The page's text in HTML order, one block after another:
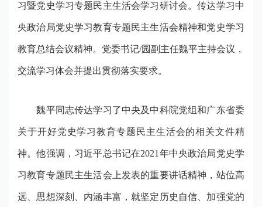
习暨党史学习专题民主生活会学习研讨会。传达学习中
央政治局党史学习教育专题民主生活会精神和党史学习
教育总结会议精神。党委书记/园副主任魏平主持会议，
交流学习体会并提出贯彻落实要求。
魏平同志传达学习了中央及中科院党组和广东省委
关于开好党史学习教育专题民主生活会的相关文件精
神。他强调，习近平总书记在2021 年中央政治局党史学
习教育专题民主生活会上发表的重要讲话精神，站位高
远、思想深刻、内涵丰富，就坚定历史自信、加强党的